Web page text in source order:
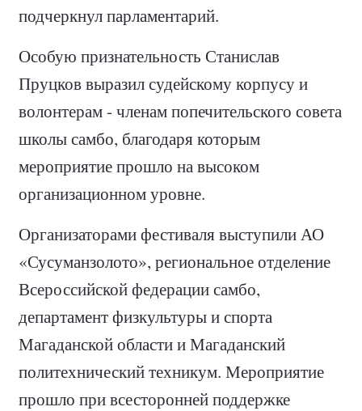
подчеркнул парламентарий.
Особую признательность Станислав
Пруцков выразил судейскому корпусу и
волонтерам - членам попечительского совета
школы самбо, благодаря которым
мероприятие прошло на высоком
организационном уровне.
Организаторами фестиваля выступили АО
«Сусуманзолото», региональное отделение
Всероссийской федерации самбо,
департамент физкультуры и спорта
Магаданской области и Магаданский
политехнический техникум. Мероприятие
прошло при всесторонней поддержке